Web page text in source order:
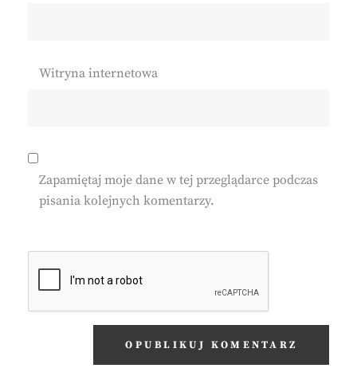
Witryna internetowa
Zapamiętaj moje dane w tej przeglądarce podczas
pisania kolejnych komentarzy.